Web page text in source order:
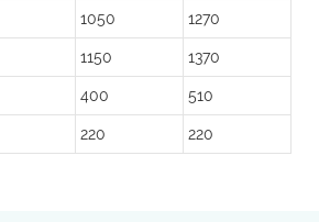
1050 1270
1150 1370
400 510
220 220